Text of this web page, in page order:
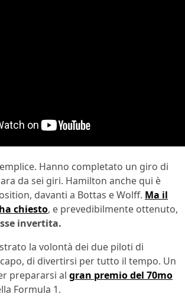
Hanno completato un giro di
da sei giri. Hamilton anche qui è
davanti a Bottas e Wolff. Ma il
chiesto, e prevedibilmente ottenuto,
invertita.
la volontà dei due piloti di
di divertirsi per tutto il tempo. Un
prepararsi al gran premio del 70mo
Formula 1.